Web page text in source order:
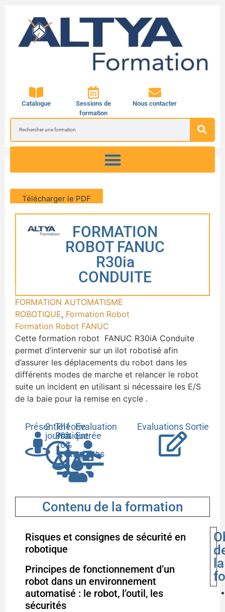
Catalogue
Sessions de
formation
Nous contacter
Télécharger le PDF
FORMATION
ROBOT FANUC
R30ia
CONDUITE
FORMATION AUTOMATISME
ROBOTIQUE, Formation Robot
Formation Robot FANUC
Cette formation robot FANUC R30iA Conduite
permet d’intervenir sur un ilot robotisé afin
d’assurer les déplacements du robot dans les
différents modes de marche et relancer le robot
suite un incident en utilisant si nécessaire les E/S
de la baie pour la remise en cycle .
Présentiel
2
jours
Théorie
30%
Pratique
70%
1
à
4
stagiaires
Evaluation
Entrée
Evaluations Sortie
Contenu de la formation
Risques et consignes de sécurité en
robotique
Principes de fonctionnement d’un
robot dans un environnement
automatisé : le robot, l’outil, les
sécurités
la